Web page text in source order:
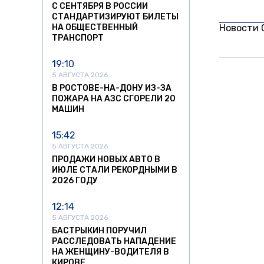
С СЕНТЯБРЯ В РОССИИ
СТАНДАРТИЗИРУЮТ БИЛЕТЫ
НА ОБЩЕСТВЕННЫЙ
ТРАНСПОРТ
19:10
5 АВГУСТА 2026
В РОСТОВЕ-НА-ДОНУ ИЗ-ЗА
ПОЖАРА НА АЗС СГОРЕЛИ 20
МАШИН
15:42
5 АВГУСТА 2026
ПРОДАЖИ НОВЫХ АВТО В
ИЮЛЕ СТАЛИ РЕКОРДНЫМИ В
2026 ГОДУ
12:14
5 АВГУСТА 2026
БАСТРЫКИН ПОРУЧИЛ
РАССЛЕДОВАТЬ НАПАДЕНИЕ
НА ЖЕНЩИНУ-ВОДИТЕЛЯ В
Новости